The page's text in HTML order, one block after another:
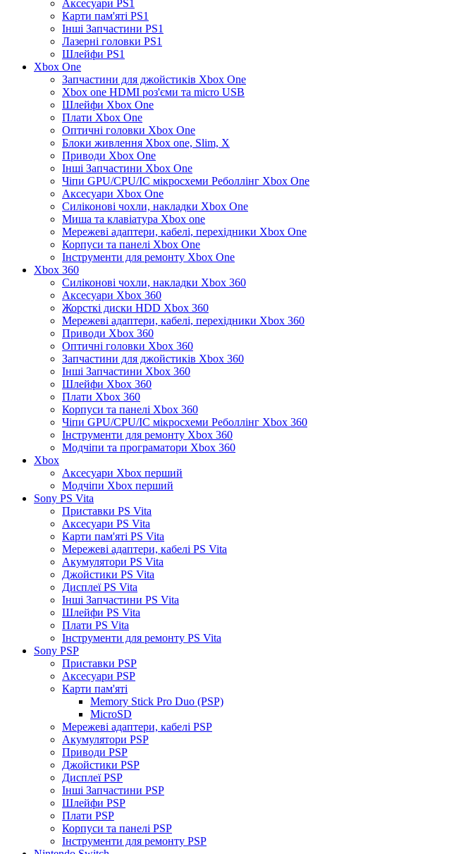
Аксесуари PS1
Карти пам'яті PS1
Інші Запчастини PS1
Лазерні головки PS1
Шлейфи PS1
Xbox One
Запчастини для джойстиків Xbox One
Xbox one HDMI роз'єми та micro USB
Шлейфи Xbox One
Плати Xbox One
Оптичні головки Xbox One
Блоки живлення Xbox one, Slim, X
Приводи Xbox One
Інші Запчастини Xbox One
Чіпи GPU/CPU/IC мікросхеми Реболлінг Xbox One
Аксесуари Xbox One
Силіконові чохли, накладки Xbox One
Миша та клавіатура Xbox one
Мережеві адаптери, кабелі, перехідники Xbox One
Корпуси та панелі Xbox One
Інструменти для ремонту Xbox One
Xbox 360
Силіконові чохли, накладки Xbox 360
Аксесуари Xbox 360
Жорсткі диски HDD Xbox 360
Мережеві адаптери, кабелі, перехідники Xbox 360
Приводи Xbox 360
Оптичні головки Xbox 360
Запчастини для джойстиків Xbox 360
Інші Запчастини Xbox 360
Шлейфи Xbox 360
Плати Xbox 360
Корпуси та панелі Xbox 360
Чіпи GPU/CPU/IC мікросхеми Реболлінг Xbox 360
Інструменти для ремонту Xbox 360
Модчіпи та програматори Xbox 360
Xbox
Аксесуари Xbox перший
Модчіпи Xbox перший
Sony PS Vita
Приставки PS Vita
Аксесуари PS Vita
Карти пам'яті PS Vita
Мережеві адаптери, кабелі PS Vita
Акумулятори PS Vita
Джойстики PS Vita
Дисплеї PS Vita
Інші Запчастини PS Vita
Шлейфи PS Vita
Плати PS Vita
Інструменти для ремонту PS Vita
Sony PSP
Приставки PSP
Аксесуари PSP
Карти пам'яті
Memory Stick Pro Duo (PSP)
MicroSD
Мережеві адаптери, кабелі PSP
Акумулятори PSP
Приводи PSP
Джойстики PSP
Дисплеї PSP
Інші Запчастини PSP
Шлейфи PSP
Плати PSP
Корпуси та панелі PSP
Інструменти для ремонту PSP